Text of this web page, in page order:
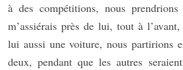
à des compétitions, nous
m’assiérais près de lui, tout à
lui aussi une voiture, nous partirions
deux, pendant que les autres